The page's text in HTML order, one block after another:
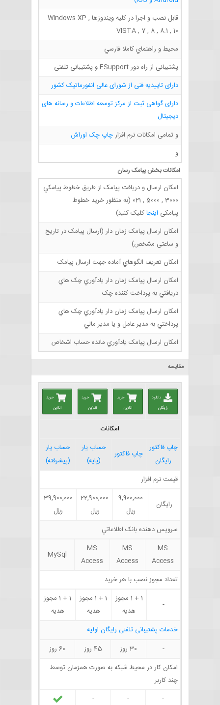
قابل نصب و اجرا در كليه ويندوزها Windows XP ,
VISTA , 7 , 8 , 8.1 , 10
محيط و راهنماي كاملا فارسي
پشتیبانی از راه دور ESupport و پشتیبانی تلفنی
دارای تاییدیه فنی از شورای عالی انفورماتیک کشور
دارای گواهی ثبت از مرکز توسعه اطلاعات و رسانه های
دیجیتال
و تمامی امکانات نرم افزارچاپ چک اوراش
و ...
امکانات بخش پیامک رسان
امکان ارسال و دريافت پيامک از طريق خطوط پيامکي
3000 , 5000 , 021 (به منظور خرید خطوط
پیامکی اینجاکلیک کنید)
امکان ارسال پیامک زمان دار (ارسال پیامک در تاریخ
و ساعتی مشخص)
امکان تعريف الگوهاي آماده جهت ارسال پيامک
امکان ارسال پيامک زمان دار يادآوري چک هاي
دريافتي به پرداخت کننده چک
امکان ارسال پيامک زمان دار يادآوري چک هاي
پرداختي به مدير عامل و يا مدير مالي
امکان ارسال پيامک يادآوري مانده حساب اشخاص
مقایسه
دانلود
رایگان
خرید
آنلاین
خرید
آنلاین
خرید
آنلاین
امکانات
چاپ فاکتور
رايگان
چاپ فاکتور
حساب يار
(پايه)
حساب يار
(پيشرفته)
قيمت نرم افزار
رايگان
9,900,000
ريال
22,900,000
ريال
39,900,000
ريال
سرويس دهنده بانک اطلاعاتي
MS
Access
MS
Access
MS
Access
MySql
تعداد مجوز نصب با هر خريد
-
1 + 1 مجوز
هدیه
1 + 1 مجوز
هدیه
1 + 1 مجوز
هدیه
خدمات پشتیبانی تلفنی رایگان اولیه
-
30 روز 45 روز
60 روز
امکان کار در محيط شبکه به صورت همزمان توسط
چند کاربر
-
-
-